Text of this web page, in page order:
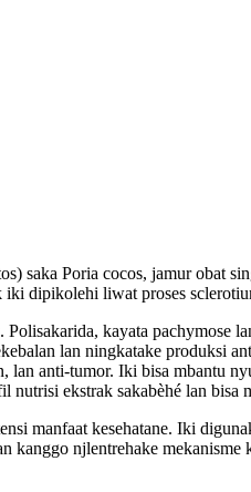
saka Poria cocos, jamur obat
dipikolehi liwat proses
kayata pachymose
lan ningkatake produksi
anti-tumor. Iki bisa mbantu
ekstrak sakabèhé lan bisa
manfaat kesehatane. Iki
kanggo njlentrehake mekanisme